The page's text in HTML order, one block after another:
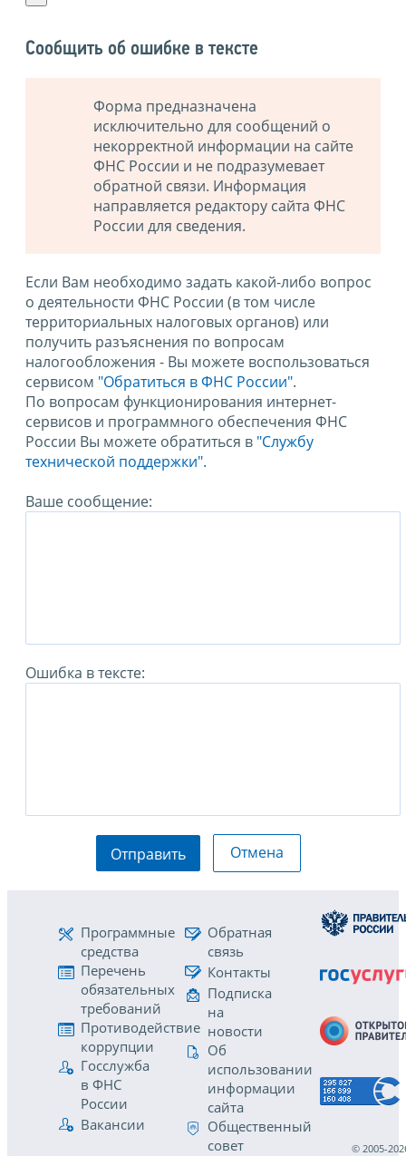
Сообщить об ошибке в тексте
Форма предназначена
исключительно для сообщений о
некорректной информации на сайте
ФНС России и не подразумевает
обратной связи. Информация
направляется редактору сайта ФНС
России для сведения.
Если Вам необходимо задать какой-либо вопрос
о деятельности ФНС России (в том числе
территориальных налоговых органов) или
получить разъяснения по вопросам
налогообложения - Вы можете воспользоваться
сервисом "Обратиться в ФНС России".
По вопросам функционирования интернет-
сервисов и программного обеспечения ФНС
России Вы можете обратиться в "Службу
технической поддержки".
Ваше сообщение:
Ошибка в тексте:
Отправить Отмена
Программные
средства
Перечень
обязательных
требований
Противодействие
коррупции
Госслужба
в ФНС
России
Вакансии
Обратная
связь
Контакты
Подписка
на
новости
Об
использовании
информации
сайта
Общественный
совет
© 2005-